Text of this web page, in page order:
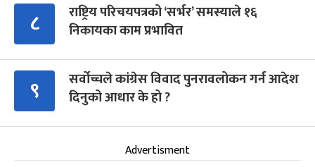
८
राष्ट्रिय परिचयपत्रको ‘सर्भर’ समस्याले १६
निकायका काम प्रभावित
९
सर्वोच्चले कांग्रेस विवाद पुनरावलोकन गर्न आदेश
दिनुको आधार के हो ?
Advertisment